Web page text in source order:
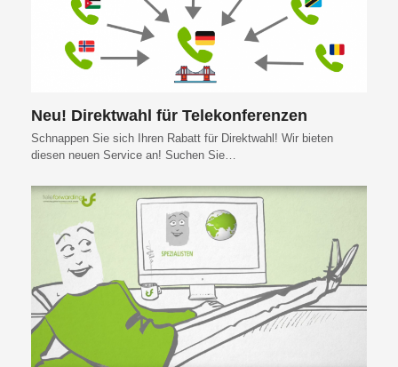
Neu! Direktwahl für Telekonferenzen
Schnappen Sie sich Ihren Rabatt für Direktwahl! Wir bieten
diesen neuen Service an! Suchen Sie…